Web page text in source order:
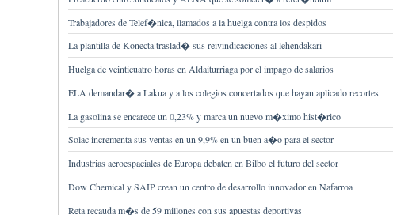
Trabajadores de Telef�nica, llamados a la huelga contra los despidos
La plantilla de Konecta traslad� sus reivindicaciones al lehendakari
Huelga de veinticuatro horas en Aldaiturriaga por el impago de salarios
ELA demandar� a Lakua y a los colegios concertados que hayan aplicado recortes
La gasolina se encarece un 0,23% y marca un nuevo m�ximo hist�rico
Solac incrementa sus ventas en un 9,9% en un buen a�o para el sector
Industrias aeroespaciales de Europa debaten en Bilbo el futuro del sector
Dow Chemical y SAIP crean un centro de desarrollo innovador en Nafarroa
Reta recauda m�s de 59 millones con sus apuestas deportivas